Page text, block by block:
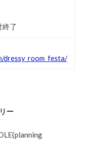
了
dressy_room_festa/
ー